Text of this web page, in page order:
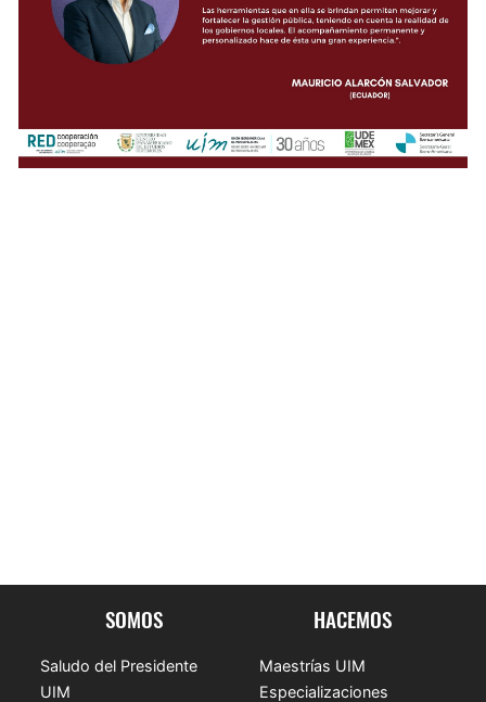
SOMOS
Saludo del Presidente
UIM
HACEMOS
Maestrías UIM
Especializaciones